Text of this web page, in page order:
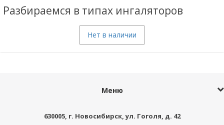
Разбираемся в типах ингаляторов
Нет в наличии
Меню
630005, г. Новосибирск,ул. Гоголя, д. 42